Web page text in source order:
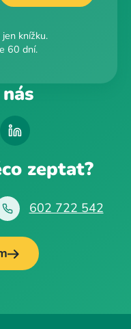
knížku.
60 dní.
zeptat?
602 722 542